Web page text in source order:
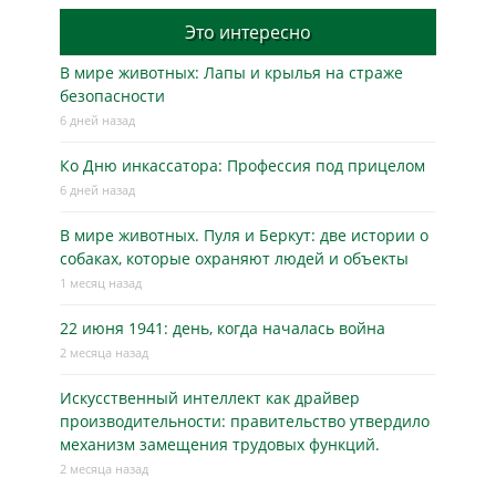
Это интересно
В мире животных: Лапы и крылья на страже
безопасности
6 дней назад
Ко Дню инкассатора: Профессия под прицелом
6 дней назад
В мире животных. Пуля и Беркут: две истории о
собаках, которые охраняют людей и объекты
1 месяц назад
22 июня 1941: день, когда началась война
2 месяца назад
Искусственный интеллект как драйвер
производительности: правительство утвердило
механизм замещения трудовых функций.
2 месяца назад